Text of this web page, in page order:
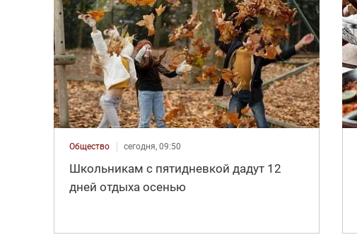
Общество сегодня, 09:50
Школьникам с пятидневкой дадут 12
дней отдыха осенью